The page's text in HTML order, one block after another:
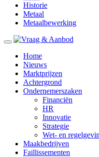
Historie
Metaal
Metaalbewerking
Home
Nieuws
Marktprijzen
Achtergrond
Ondernemerszaken
Financiën
HR
Innovatie
Strategie
Wet- en
Maakbedrijven
Faillissementen